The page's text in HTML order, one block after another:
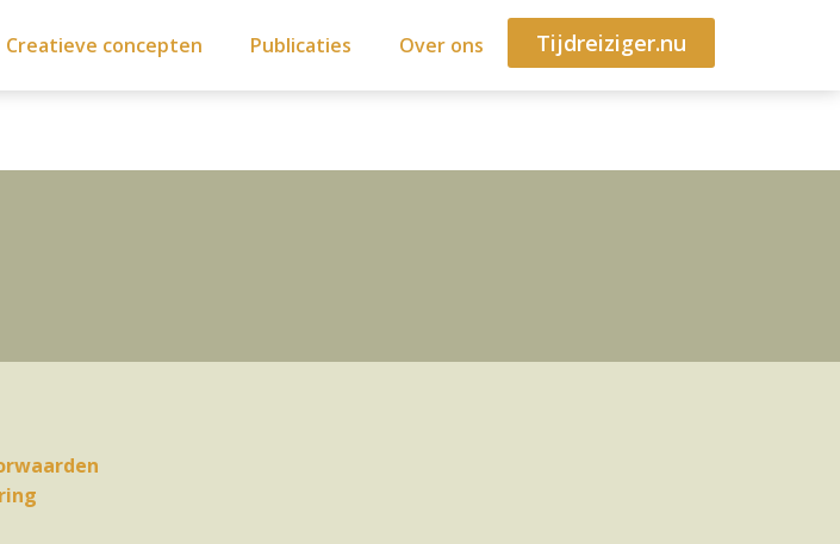
Creatieve concepten Publicaties Over ons Tijdreiziger.nu